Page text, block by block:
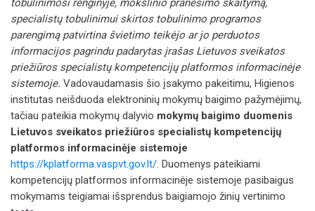
tobulinimosi renginyje, mokslinio pranešimo skaitymą,
specialistų tobulinimui skirtos tobulinimo programos
parengimą patvirtina švietimo teikėjo ar jo perduotos
informacijos pagrindu padarytas įrašas Lietuvos sveikatos
priežiūros specialistų kompetencijų platformos informacinėje
sistemoje. Vadovaudamasis šio įsakymo pakeitimu, Higienos
institutas neišduoda elektroninių mokymų baigimo pažymėjimų,
tačiau pateikia mokymų dalyvio mokymų baigimo duomenis
Lietuvos sveikatos priežiūros specialistų kompetencijų
platformos informacinėje sistemoje
https://kplatforma.vaspvt.gov.lt/. Duomenys pateikiami
kompetencijų platformos informacinėje sistemoje pasibaigus
mokymams teigiamai išsprendus baigiamojo žinių vertinimo